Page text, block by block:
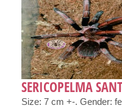
SERICOPELMA
Size: 7 cm +-. Gender: